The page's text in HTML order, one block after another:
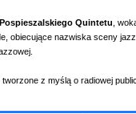
Quintetu,
obiecujące nazwiska sceny
z myślą o radiowej